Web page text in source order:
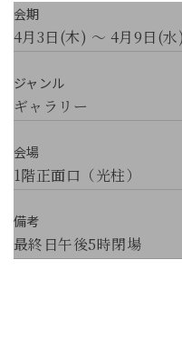
会期
4月3日(木) ～ 4月9日(水)
ジャンル
ギャラリー
会場
1階正面口（光柱）
備考
最終日午後5時閉場